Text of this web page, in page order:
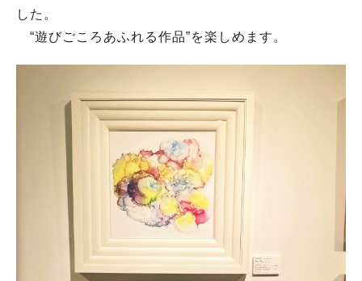
した。
“遊びごころあふれる作品”を楽しめます。